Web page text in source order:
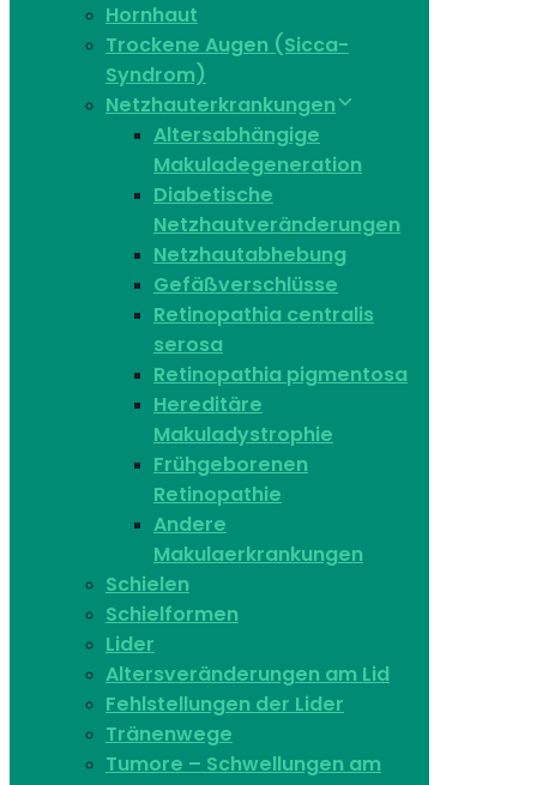
Hornhaut
Trockene Augen (Sicca-
Syndrom)
Netzhauterkrankungen
Altersabhängige
Makuladegeneration
Diabetische
Netzhautveränderungen
Netzhautabhebung
Gefäßverschlüsse
Retinopathia centralis
serosa
Retinopathia pigmentosa
Hereditäre
Makuladystrophie
Frühgeborenen
Retinopathie
Andere
Makulaerkrankungen
Schielen
Schielformen
Lider
Altersveränderungen am Lid
Fehlstellungen der Lider
Tränenwege
Tumore – Schwellungen am